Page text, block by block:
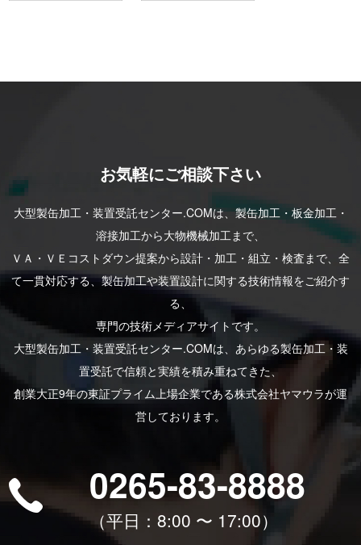
お気軽にご相談下さい
大型製缶加工・装置受託センター.COMは、製⽸加⼯・板⾦加⼯・
溶接加⼯から⼤物機械加⼯まで、
ＶＡ・ＶＥコストダウン提案から設計・加⼯・組⽴・検査まで、全
て⼀貫対応する、製⽸加⼯や装置設計に関する技術情報をご紹介す
る、
専⾨の技術メディアサイトです。
大型製缶加工・装置受託センター.COMは、あらゆる製⽸加⼯・装
置受託で信頼と実績を積み重ねてきた、
創業⼤正9年の東証プライム上場企業である株式会社ヤマウラが運
営しております。
0265-83-8888
（平⽇：8:00 〜 17:00）